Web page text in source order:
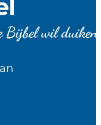
Bijbel wil